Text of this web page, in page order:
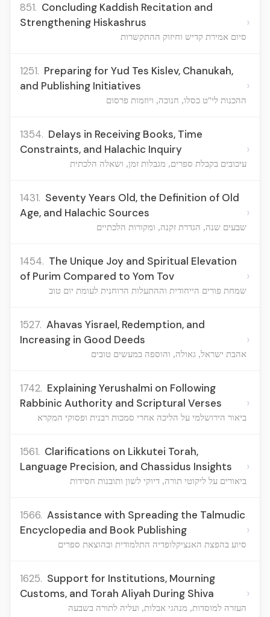
851. Concluding Kaddish Recitation and
Strengthening Hiskashrus
סיום אמירת קדיש וחיזוק ההתקשרות
›
1251. Preparing for Yud Tes Kislev, Chanukah,
and Publishing Initiatives
ההכנות לי"ט כסלו, חנוכה, ויוזמות פרסום
›
1354. Delays in Receiving Books, Time
Constraints, and Halachic Inquiry
עיכובים בקבלת ספרים, מגבלות זמן, ושאלה הלכתית
›
1431. Seventy Years Old, the Definition of Old
Age, and Halachic Sources
שבעים שנה, הגדרת זקנה, ומקורות הלכתיים
›
1454. The Unique Joy and Spiritual Elevation
of Purim Compared to Yom Tov
שמחת פורים הייחודית וההתעלות הרוחנית לעומת יום טוב
›
1527. Ahavas Yisrael, Redemption, and
Increasing in Good Deeds
אהבת ישראל, גאולה, והוספה במעשים טובים
›
1742. Explaining Yerushalmi on Following
Rabbinic Authority and Scriptural Verses
ביאור הירושלמי על הליכה אחרי סמכות רבנית ופסוקי המקרא
›
1561. Clarifications on Likkutei Torah,
Language Precision, and Chassidus Insights
ביאורים על ליקוטי תורה, דיוקי לשון ותובנות חסידות
›
1566. Assistance with Spreading the Talmudic
Encyclopedia and Book Publishing
סיוע בהפצת האנציקלופדיה התלמודית ובהוצאת ספרים
›
1625. Support for Institutions, Mourning
Customs, and Torah Aliyah During Shiva
העזרה למוסדות, מנהגי אבלות, ועליה לתורה בשבעה
›